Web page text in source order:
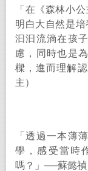
「在《森林小
明白大自然是
汩汩流淌在孩
慮，同時也是
樑，進而理解
主）
「透過一本薄
學，感受當時
嗎？」 ──蘇懿禎